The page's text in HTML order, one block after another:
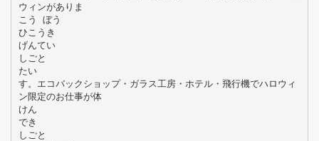
ウィンがありま
こう ぼう
ひこうき
げんてい
しごと
たい
す。エコバックショップ・ガラス工房・ホテル・飛行機でハロウィ
ン限定のお仕事が体
けん
でき
しごと